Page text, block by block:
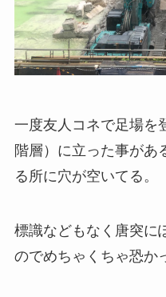
一度友人コネで足場を
階層）に立った事があ
る所に穴が空いてる。
標識などもなく唐突に
のでめちゃくちゃ恐か